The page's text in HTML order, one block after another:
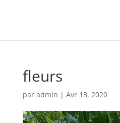
fleurs
par admin | Avr 13, 2020